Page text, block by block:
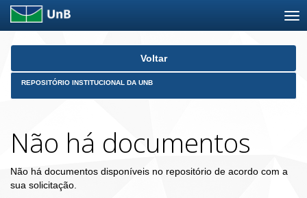
Skip
Voltar
REPOSITÓRIO INSTITUCIONAL DA UNB
Não há documentos
Não há documentos disponíveis no repositório de acordo com a
sua solicitação.